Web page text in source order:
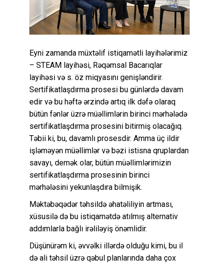
Eyni zamanda müxtəlif istiqamətli layihələrimiz
– STEAM layihəsi, Rəqəmsal Bacarıqlar
layihəsi və s. öz miqyasını genişləndirir.
Sertifikatlaşdırma prosesi bu günlərdə davam
edir və bu həftə ərzində artıq ilk dəfə olaraq
bütün fənlər üzrə müəllimlərin birinci mərhələdə
sertifikatlaşdırma prosesini bitirmiş olacağıq.
Təbii ki, bu, davamlı prosesdir. Amma üç ildir
işləməyən müəllimlər və bəzi istisna qruplardan
savayı, demək olar, bütün müəllimlərimizin
sertifikatlaşdırma prosesinin birinci
mərhələsini yekunlaşdıra bilmişik.
Məktəbəqədər təhsildə əhatəliliyin artması,
xüsusilə də bu istiqamətdə atılmış alternativ
addımlarla bağlı irəliləyiş önəmlidir.
Düşünürəm ki, əvvəlki illərdə olduğu kimi, bu il
də ali təhsil üzrə qəbul planlarında daha çox